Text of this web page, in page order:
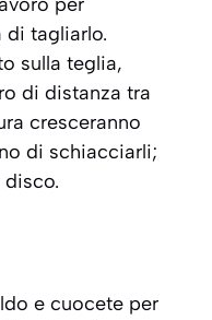
di tagliarlo.
sulla teglia,
di distanza tra
cresceranno
di schiacciarli;
disco.
e cuocete per